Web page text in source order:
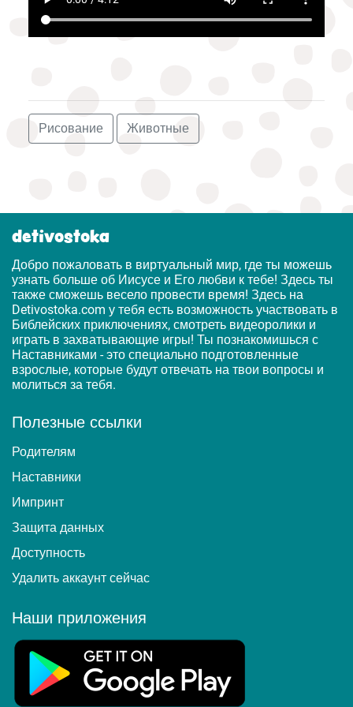
Рисование Животные
detivostoka
Добро пожаловать в виртуальный мир, где ты можешь
узнать больше об Иисусе и Его любви к тебе! Здесь ты
также сможешь весело провести время! Здесь на
Detivostoka.com у тебя есть возможность участвовать в
Библейских приключениях, смотреть видеоролики и
играть в захватывающие игры! Ты познакомишься с
Наставниками - это специально подготовленные
взрослые, которые будут отвечать на твои вопросы и
молиться за тебя.
Полезные ссылки
Родителям
Наставники
Импринт
Защита данных
Доступность
Удалить аккаунт сейчас
Наши приложения